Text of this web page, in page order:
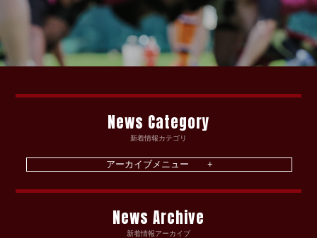
News Category
新着情報カテゴリ
News Archive
新着情報アーカイブ